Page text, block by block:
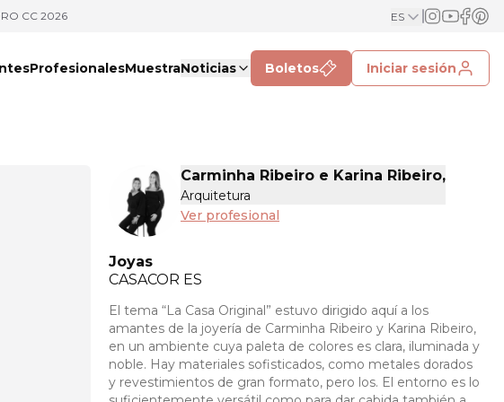
CC 2026 ES
ProfesionalesMuestraNoticias Boletos Iniciar sesión
Carminha Ribeiro e Karina Ribeiro,
Arquitetura
Ver profesional
Joyas
CASACOR ES
El tema “La Casa Original” estuvo dirigido aquí a los
amantes de la joyería de Carminha Ribeiro y Karina Ribeiro,
en un ambiente cuya paleta de colores es clara, iluminada y
noble. Hay materiales sofisticados, como metales dorados
y revestimientos de gran formato, pero los. El entorno es lo